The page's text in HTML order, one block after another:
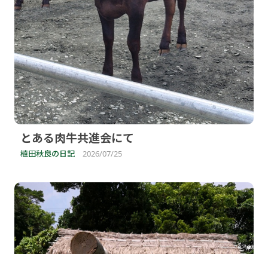
とある肉牛共進会にて
植田秋良の日記 2026/07/25